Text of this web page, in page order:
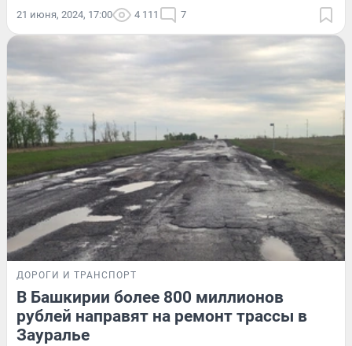
21 июня, 2024, 17:00 4 111 7
ДОРОГИ И ТРАНСПОРТ
В Башкирии более 800 миллионов
рублей направят на ремонт трассы в
Зауралье